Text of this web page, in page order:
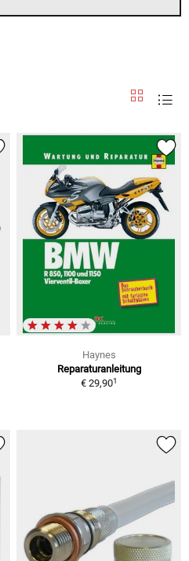
Haynes
Reparaturanleitung
€ 29,901